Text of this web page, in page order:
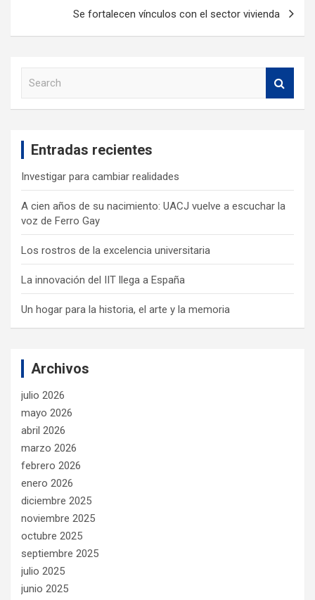
Se fortalecen vínculos con el sector vivienda
Entradas recientes
Investigar para cambiar realidades
A cien años de su nacimiento: UACJ vuelve a escuchar la
voz de Ferro Gay
Los rostros de la excelencia universitaria
La innovación del IIT llega a España
Un hogar para la historia, el arte y la memoria
Archivos
julio 2026
mayo 2026
abril 2026
marzo 2026
febrero 2026
enero 2026
diciembre 2025
noviembre 2025
octubre 2025
septiembre 2025
julio 2025
junio 2025